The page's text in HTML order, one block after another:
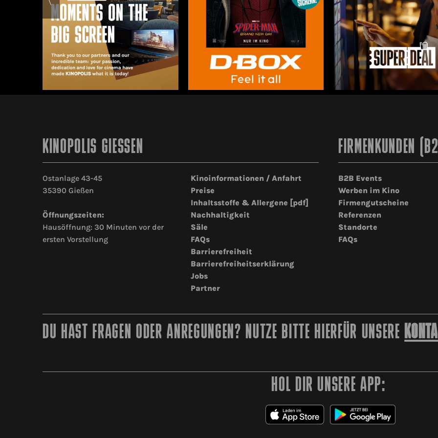
KINOPOLIS GIESSEN
Ostanlage 43-45
35390 Gießen
Öffnungszeiten:
Hausöffnung: 30 Minuten vor der
ersten Vorstellung
Kinoinformationen / Anfahrt
Preise
Inhaltsstoffe & Allergene [pdf]
Nachhaltigkeit
Säle
FAQs
Barrierefreiheit
Barrierefreiheitserklärung
Jobs
Partner
FIRMENKUNDEN
B2B Events
Werben im Kino
Firmengutscheine
Referenzen
Standorte
FAQs
DU HAST FRAGEN ODER ANREGUNGEN? NUTZE BITTE HIERFÜR UNSERE
HOL DIR UNSERE APP: